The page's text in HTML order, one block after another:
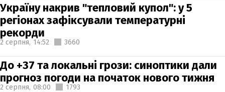
Україну накрив "тепловий купол": у 5
регіонах зафіксували температурні
рекорди
2 серпня, 14:52 3660
До +37 та локальні грози: синоптики дали
прогноз погоди на початок нового тижня
2 серпня, 08:00 1793